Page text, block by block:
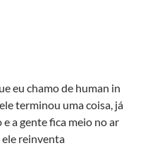
eu chamo de human in
terminou uma coisa, já
a gente fica meio no ar
ele reinventa